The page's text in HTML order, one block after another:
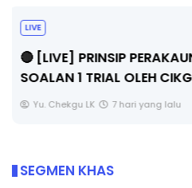
BICARA PROFESIONAL 8 :
PENGARAH PENDIDIKAN
Unknown 9 hari yang lalu
SEGMEN KHAS